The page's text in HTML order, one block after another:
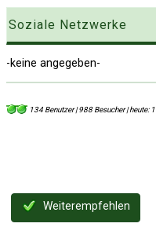
Soziale Netzwerke
-keine angegeben-
134 Benutzer | 988 Besucher | heute: 1
Weiterempfehlen